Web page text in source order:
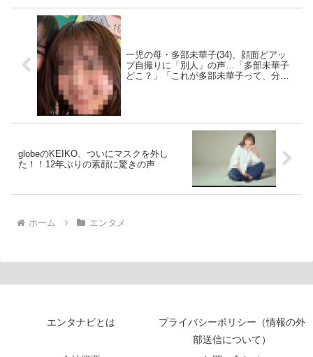
一児の母・多部未華子(34)、顔面どアッ
プ自撮りに「別人」の声…「多部未華子
どこ？」「これが多部未華子って、分か
globeのKEIKO、ついにマスクを外し
た！！12年ぶりの素顔に驚きの声
ホーム エンタメ
エンタナビとは
プライバシーポリシー（情報の外
部送信について）